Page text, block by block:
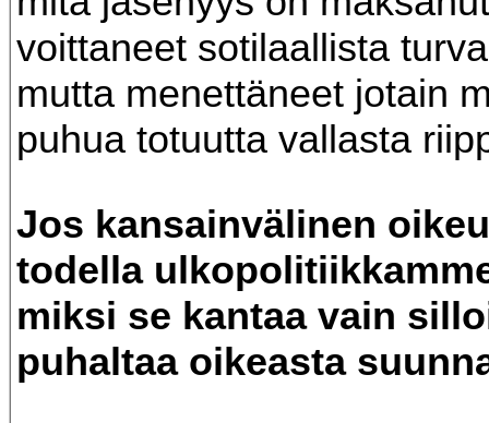
voittaneet sotilaallista
mutta menettäneet jotain
puhua totuutta vallasta
Jos kansainvälinen
todella
miksi se kantaa vain
puhaltaa oikeasta